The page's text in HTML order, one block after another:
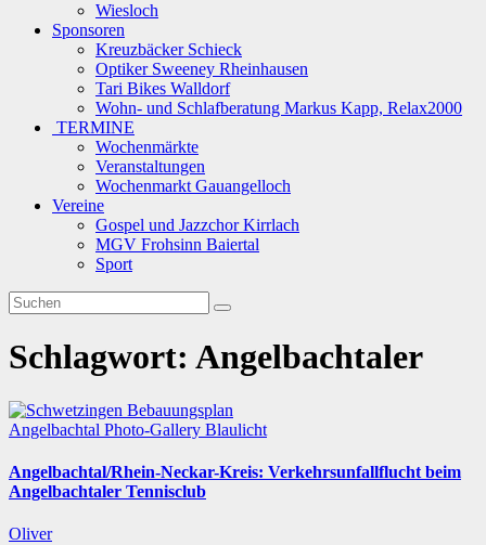
Wiesloch
Sponsoren
Kreuzbäcker Schieck
Optiker Sweeney Rheinhausen
Tari Bikes Walldorf
Wohn- und Schlafberatung Markus Kapp, Relax2000
TERMINE
Wochenmärkte
Veranstaltungen
Wochenmarkt Gauangelloch
Vereine
Gospel und Jazzchor Kirrlach
MGV Frohsinn Baiertal
Sport
Schlagwort: Angelbachtaler
Angelbachtal Photo-Gallery Blaulicht
Angelbachtal/Rhein-Neckar-Kreis: Verkehrsunfallflucht beim
Angelbachtaler Tennisclub
Oliver